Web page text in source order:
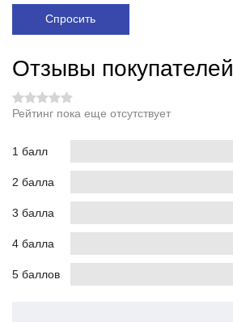
Спросить
Отзывы покупателей
Рейтинг пока еще отсутствует
1 балл
2 балла
3 балла
4 балла
5 баллов